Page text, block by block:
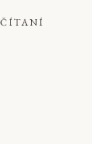
ČÍTANÍ